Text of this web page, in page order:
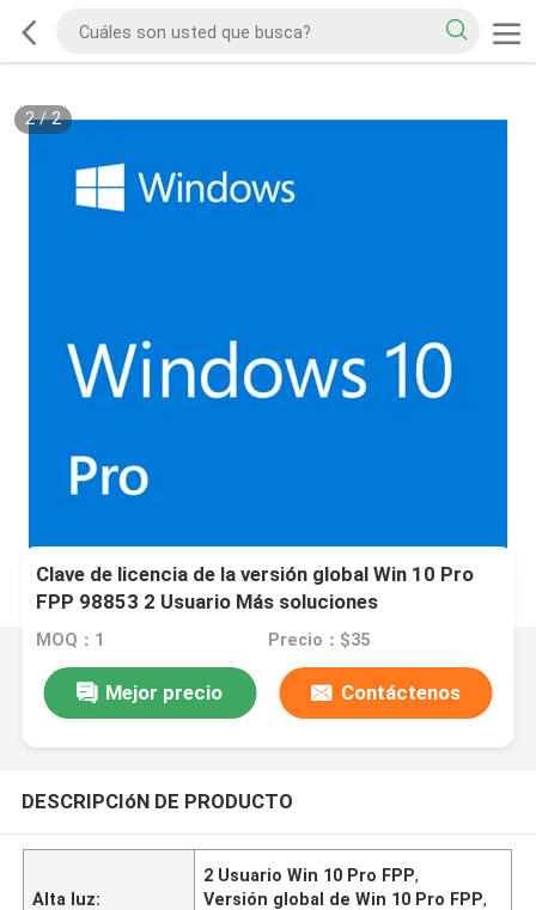
2/2
Clave de licencia de la versión global Win 10 Pro
FPP 98853 2 Usuario Más soluciones
MOQ：1 Precio：$35
Mejor precio Contáctenos
DESCRIPCIóN DE PRODUCTO
Alta luz:
2 Usuario Win 10 Pro FPP,
Versión global de Win 10 Pro FPP,